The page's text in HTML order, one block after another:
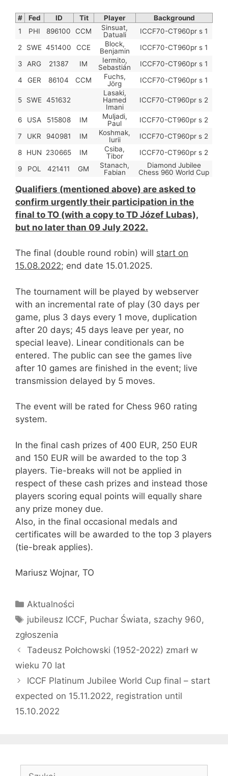
# Fed ID Tit Player
Background
1
PHI 896100 CCM
Sinsuat,
Datuali
ICCF70-CT960pr s 1
2
SWE 451400 CCE
Block,
Benjamin
ICCF70-CT960pr s 1
3
ARG 21387 IM
Iermito,
Sebastián
ICCF70-CT960pr s 1
4
GER 86104 CCM
Fuchs,
Jörg
ICCF70-CT960pr s 1
5 SWE 451632
Lasaki,
Hamed
Imani
ICCF70-CT960pr s 2
6 USA 515808 IM
Muljadi,
Paul
ICCF70-CT960pr s 2
7
UKR 940981 IM
Koshmak,
Iurii
ICCF70-CT960pr s 2
8
HUN 230665 IM
Csiba,
Tibor
ICCF70-CT960pr s 2
9
POL 421411 GM
Stanach,
Fabian
Diamond Jubilee
Chess 960 World Cup
Qualifiers (mentioned above) are asked to
confirm urgently their participation in the
final to TO (with a copy to TD Józef Lubas),
but no later than 09 July 2022.
The final (double round robin) will start on
15.08.2022; end date 15.01.2025.
The tournament will be played by webserver
with an incremental rate of play (30 days per
game, plus 3 days every 1 move, duplication
after 20 days; 45 days leave per year, no
special leave). Linear conditionals can be
entered. The public can see the games live
after 10 games are finished in the event; live
transmission delayed by 5 moves.
The event will be rated for Chess 960 rating
system.
In the final cash prizes of 400 EUR, 250 EUR
and 150 EUR will be awarded to the top 3
players. Tie-breaks will not be applied in
respect of these cash prizes and instead those
players scoring equal points will equally share
any prize money due.
Also, in the final occasional medals and
certificates will be awarded to the top 3 players
(tie-break applies).
Mariusz Wojnar, TO
Kategorie
Aktualności
Tagi
jubileusz ICCF, Puchar Świata, szachy 960,
zgłoszenia
Tadeusz Połchowski (1952-2022) zmarł w
wieku 70 lat
ICCF Platinum Jubilee World Cup final – start
expected on 15.11.2022, registration until
15.10.2022
Szukaj: